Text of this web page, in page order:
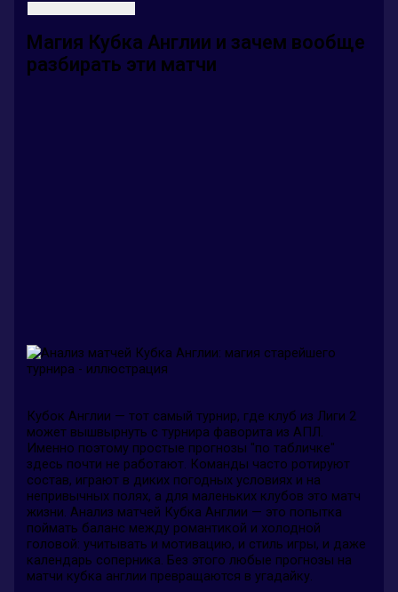
Магия Кубка Англии и зачем вообще
разбирать эти матчи
Кубок Англии — тот самый турнир, где клуб из Лиги 2
может вышвырнуть с турнира фаворита из АПЛ.
Именно поэтому простые прогнозы "по табличке"
здесь почти не работают. Команды часто ротируют
состав, играют в диких погодных условиях и на
непривычных полях, а для маленьких клубов это матч
жизни. Анализ матчей Кубка Англии — это попытка
поймать баланс между романтикой и холодной
головой: учитывать и мотивацию, и стиль игры, и даже
календарь соперника. Без этого любые прогнозы на
матчи кубка англии превращаются в угадайку.